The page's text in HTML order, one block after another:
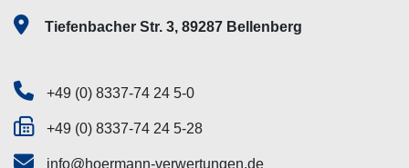
Tiefenbacher Str. 3, 89287 Bellenberg
+49 (0) 8337-74 24 5-0
+49 (0) 8337-74 24 5-28
info@hoermann-verwertungen.de